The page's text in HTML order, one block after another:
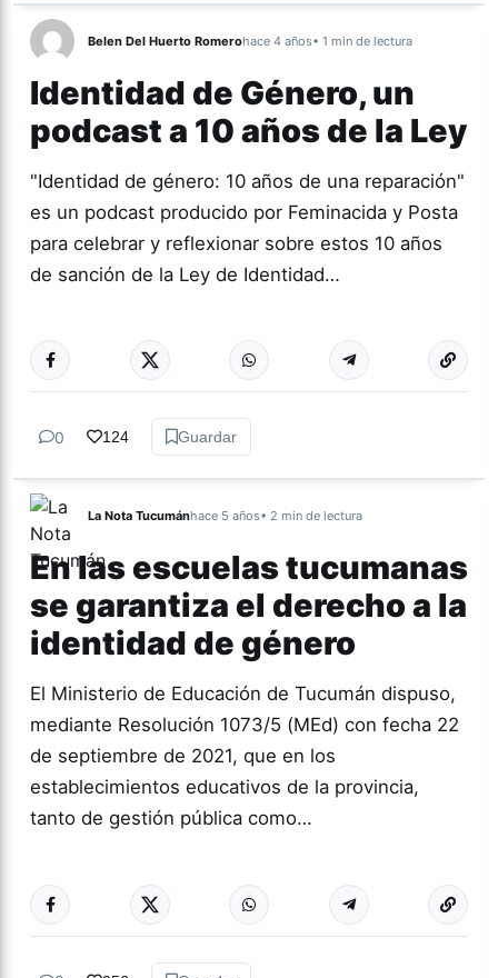
Belen Del Huerto Romerohace 4 años• 1 min de lectura
Identidad de Género, un
podcast a 10 años de la Ley
"Identidad de género: 10 años de una reparación"
es un podcast producido por Feminacida y Posta
para celebrar y reflexionar sobre estos 10 años
de sanción de la Ley de Identidad…
GÉNERO Y
DIVERSIDAD
Más
0 124 Guardar
La Nota Tucumánhace 5 años• 2 min de lectura
En las escuelas tucumanas
se garantiza el derecho a la
identidad de género
El Ministerio de Educación de Tucumán dispuso,
mediante Resolución 1073/5 (MEd) con fecha 22
de septiembre de 2021, que en los
establecimientos educativos de la provincia,
tanto de gestión pública como…
TUCUMÁN Más